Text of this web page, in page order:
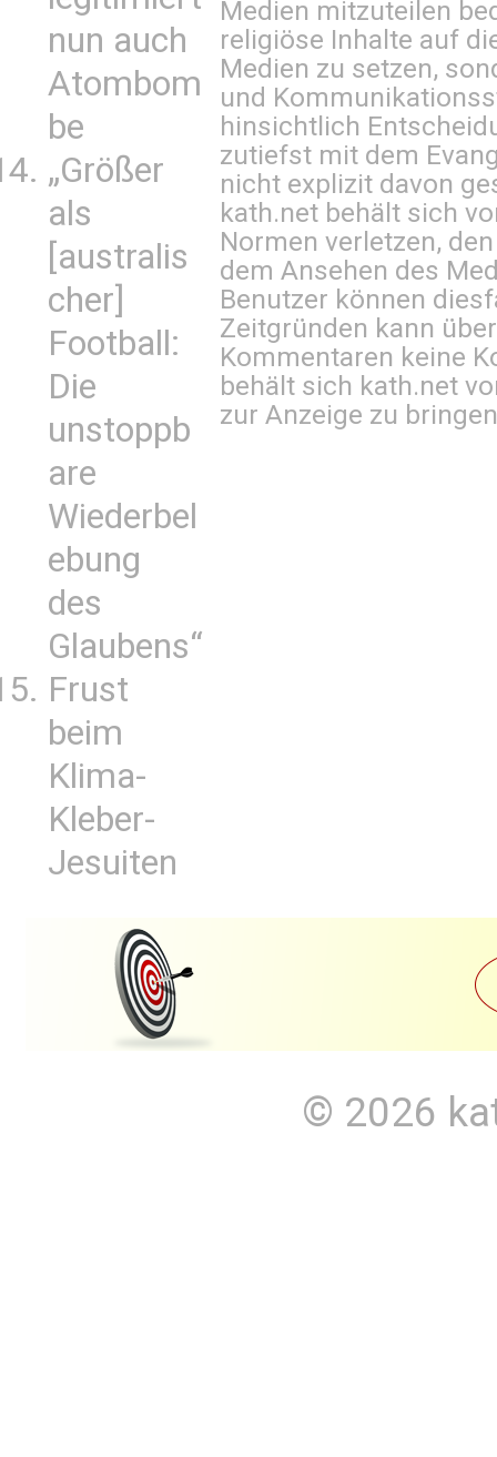
nun auch
Atombom
be
„Größer
als
[australis
cher]
Football:
Die
unstoppb
are
Wiederbel
ebung
des
Glaubens“
Frust
beim
Klima-
Kleber-
Jesuiten
Medien mitzuteilen
religiöse Inhalte auf
Medien zu setzen,
und
hinsichtlich
zutiefst mit dem
nicht explizit davon
kath.net behält sich
Normen verletzen,
dem Ansehen des
Benutzer können
Zeitgründen kann
Kommentaren keine
behält sich kath.net
zur Anzeige zu
© 2026